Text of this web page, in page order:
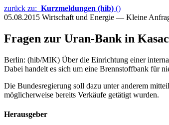
zurück zu: Kurzmeldungen (hib) ()
05.08.2015 Wirtschaft und Energie — Kleine
Fragen zur Uran-Bank in
Berlin: (hib/MIK) Über die Einrichtung einer
Dabei handelt es sich um eine Brennstoffbank für
Die Bundesregierung soll dazu unter anderem
möglicherweise bereits Verkäufe getätigt wurden.
Herausgeber